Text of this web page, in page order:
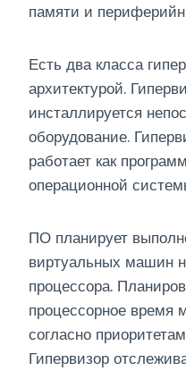
памяти и
Есть два класса
архитектурой.
инсталлируется
оборудование.
работает как
операционной
ПО планирует
виртуальных машин
процессора.
процессорное время
согласно
Гипервизор